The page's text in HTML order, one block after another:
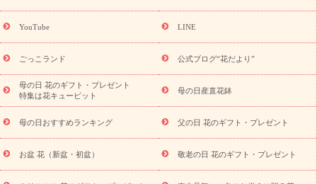
9月の誕生花(リンドウ)
ら探す
お祝いの花特集 当日配達特急便 お祝い商品一覧
念日
結婚祝い 出産祝い 退院祝い・快気祝い
寿祝い
プチギフト ペットのお祝いフラワー
供え・お悔やみ商品一覧
お供え・お悔やみの花
四十九日法要以
降に贈る花
通夜・葬儀に贈る花
お供え お花とセットギフト
お供え プリザーブドフラワー
ペットのお供えフラワー
お盆（新
盆・初盆）
その他 お祝い返し お見舞い
お取り寄せギフト
YouTube LINE
ごっこランド 公式ブログ“花だより”
母の日 花のギフト・プレゼント
特集は花キューピット
母の日産直花鉢
母の日おすすめランキング 父の日 花のギフト・プレゼント
お盆 花（新盆・初盆） 敬老の日 花のギフト・プレゼント